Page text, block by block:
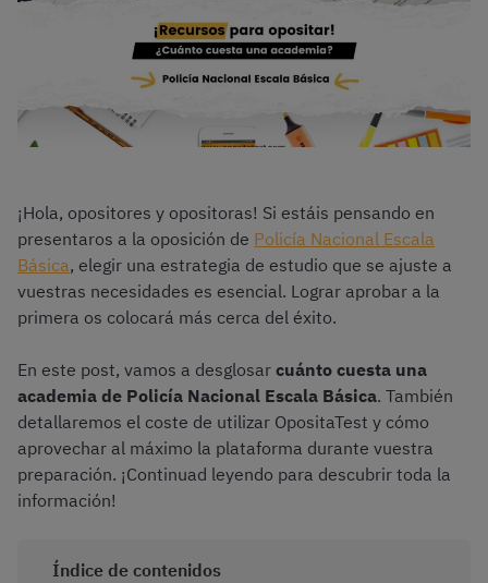
¡Hola, opositores y opositoras! Si estáis pensando en
presentaros a la oposición de Policía Nacional Escala
Básica, elegir una estrategia de estudio que se ajuste a
vuestras necesidades es esencial. Lograr aprobar a la
primera os colocará más cerca del éxito.
En este post, vamos a desglosar cuánto cuesta una
academia de Policía Nacional Escala Básica. También
detallaremos el coste de utilizar OpositaTest y cómo
aprovechar al máximo la plataforma durante vuestra
preparación. ¡Continuad leyendo para descubrir toda la
información!
Índice de contenidos